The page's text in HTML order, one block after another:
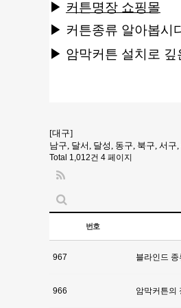
▶ 커튼명장 쇼핑몰
▶ 커튼종류 알아봅시
▶ 암막커튼 설치로
[대구]
남구, 달서, 달성, 동구, 북구, 서구
Total 1,012건 4 페이지
번호
967 블라인드
966 암막커튼의